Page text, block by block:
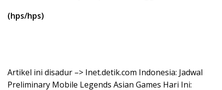
(hps/hps)
Artikel ini disadur –> Inet.detik.com Indonesia: Jadwal
Preliminary Mobile Legends Asian Games Hari Ini: